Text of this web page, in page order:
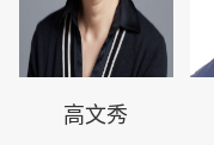
高文秀